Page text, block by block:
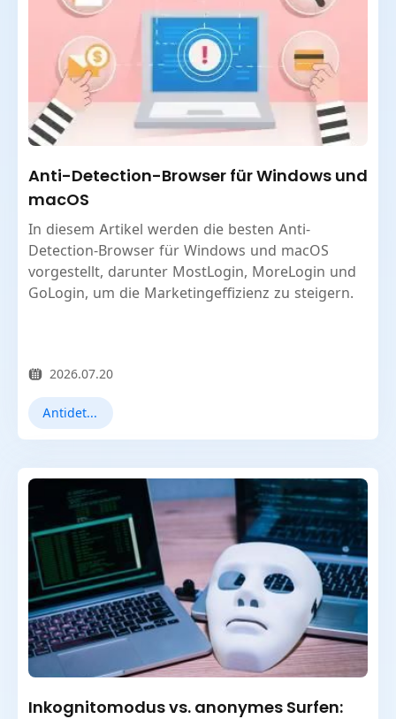
Anti-Detection-Browser für Windows und
macOS
In diesem Artikel werden die besten Anti-
Detection-Browser für Windows und macOS
vorgestellt, darunter MostLogin, MoreLogin und
GoLogin, um die Marketingeffizienz zu steigern.
2026.07.20
Antidetect-Browser
Inkognitomodus vs. anonymes Surfen: